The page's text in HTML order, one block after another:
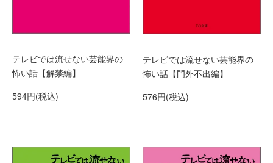
テレビでは流せない芸能界の
怖い話【解禁編】
594円(税込)
テレビでは流せない芸能界の
怖い話【門外不出編】
576円(税込)